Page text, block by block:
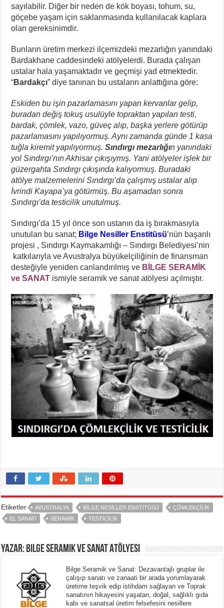
sayılabilir. Diğer bir neden de kök boyası, tohum, su,
göçebe yaşam için saklanmasında kullanılacak kaplara
olan gereksinimdir.
Bunların üretim merkezi ilçemizdeki mezarlığın yanındaki
Bardakhane caddesindeki atölyelerdi. Burada çalışan
ustalar hala yaşamaktadır ve geçmişi yad etmektedir.
“Bardakçı” diye tanınan bu ustaların anlattığına göre:
Eskiden bu işin pazarlamasını yapan kervanlar gelip,
buradan değiş tokuş usulüyle topraktan yapılan testi,
bardak, çömlek, vazo, güveç alıp, başka yerlere götürüp
pazarlamasını yapılıyormuş. Aynı zamanda günde 1 kasa
tuğla kiremit yapılıyormuş.Sındırgı mezarlığın yanındaki
yol Sındırgı’nın Akhisar çıkışıymış. Yani atölyeler işlek bir
güzergahta Sındırgı çıkışında kalıyormuş. Buradaki
atölye malzemelerini Sındırgı’da çalışmış ustalar alıp
İvrindi Kayapa’ya götürmüş. Bu aşamadan sonra
Sındırgı’da testicilik unutulmuş.
Sındırgı’da 15 yıl önce son ustanın da iş bırakmasıyla
unutulan bu sanat; Bilge Nesiller Enstitüsü’nün başarılı
projesi , Sındırgı Kaymakamlığı – Sındırgı Belediyesi’nin
katkılarıyla ve Avustralya büyükelçiliğinin de finansman
desteğiyle yeniden canlandırılmış ve BİLGE SERAMİK
ve SANAT ismiyle seramik ve sanat atölyesi açılmıştır.
Etiketler AVUSTRALYA BILGE NESILLER ENSTITÜSÜ
ÇÖMLEKÇILIK
EL SANATI
SERAMIK TESTICILIK
Yazar: Bilge Seramik ve Sanat Atölyesi
Bilge Seramik ve Sanat: Dezavantajlı gruplar ile
çalışıp sanatı ve zanaati bir arada yorumlayarak
üretime teşvik edip istihdam sağlayan ve Toprak
sanatının hikayesini yaşatan, doğal, sağlıklı gıda
kabı ve sanatsal üretim felsefesini nesillere